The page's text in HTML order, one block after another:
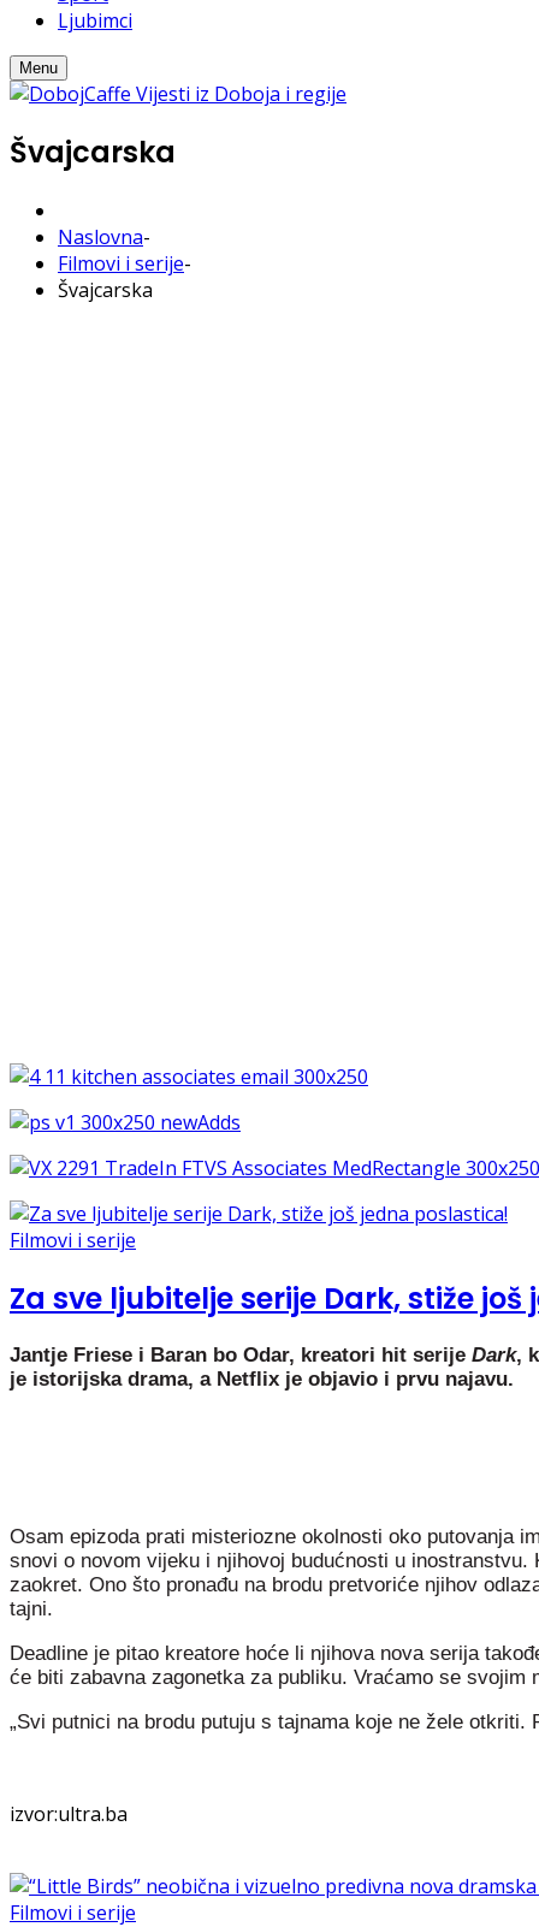
Ljubimci
Menu
Švajcarska
Naslovna-
Filmovi i serije-
Švajcarska
Filmovi i serije
Za sve ljubitelje serije Dark, stiže
Jantje Friese i Baran bo Odar, kreatori hit serije Dark,
je istorijska drama, a Netflix je objavio i prvu najavu.
Osam epizoda prati misteriozne okolnosti oko putovanja
snovi o novom vijeku i njihovoj budućnosti u
zaokret. Ono što pronađu na brodu pretvoriće njihov
tajni.
Deadline je pitao kreatore hoće li njihova nova serija
će biti zabavna zagonetka za publiku. Vraćamo se svojim
„Svi putnici na brodu putuju s tajnama koje ne žele
izvor:ultra.ba
Filmovi i serije